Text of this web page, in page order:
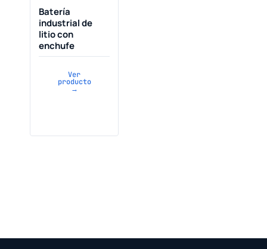
Batería
industrial de
litio con
enchufe
Ver
producto
→